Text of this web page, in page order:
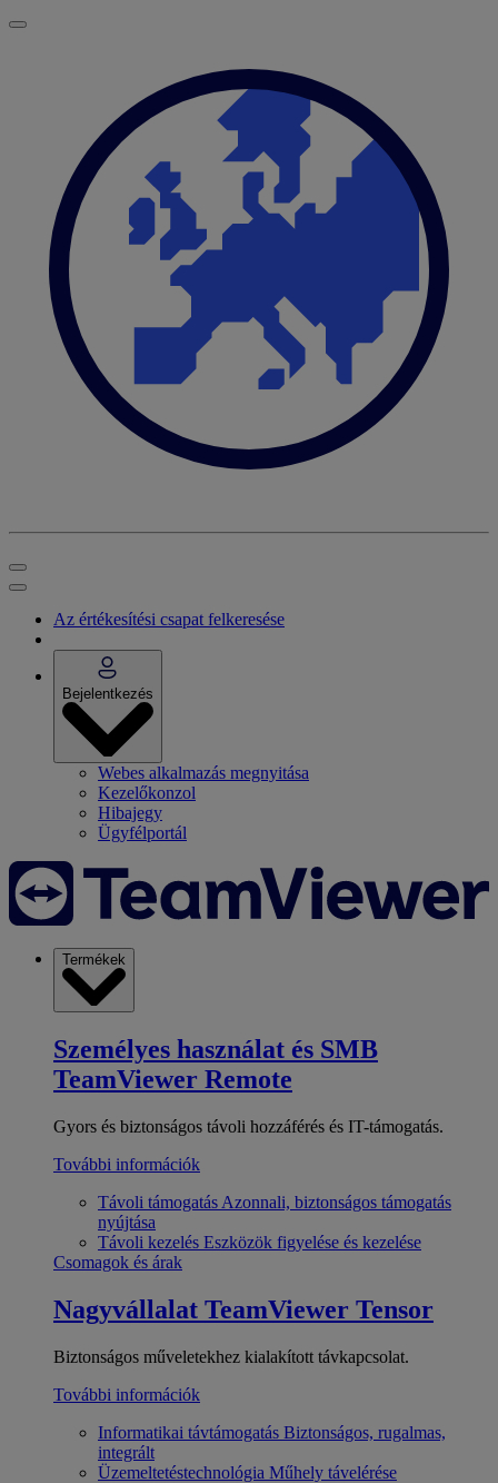
Az értékesítési csapat felkeresése
Bejelentkezés
Webes alkalmazás megnyitása
Kezelőkonzol
Hibajegy
Ügyfélportál
Termékek
Személyes használat és SMB
TeamViewer Remote
Gyors és biztonságos távoli hozzáférés és IT-támogatás.
További információk
Távoli támogatás Azonnali, biztonságos támogatás
nyújtása
Távoli kezelés Eszközök figyelése és kezelése
Csomagok és árak
Nagyvállalat TeamViewer Tensor
Biztonságos műveletekhez kialakított távkapcsolat.
További információk
Informatikai távtámogatás Biztonságos, rugalmas,
integrált
Üzemeltetéstechnológia Műhely távelérése